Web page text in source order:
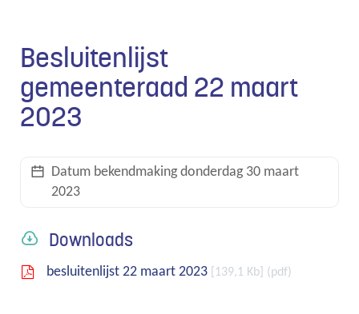
links
Besluitenlijst
gemeenteraad 22 maart
2023
Datum bekendmakingdonderdag 30 maart
2023
Downloads
besluitenlijst 22 maart 2023 139,1 Kb pdf